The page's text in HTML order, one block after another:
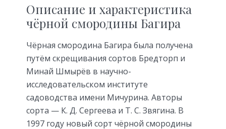
Описание и характеристика
чёрной смородины Багира
Чёрная смородина Багира была получена
путём скрещивания сортов Бредторп и
Минай Шмырёв в научно-
исследовательском институте
садоводства имени Мичурина. Авторы
сорта — К. Д. Сергеева и Т. С. Звягина. В
1997 году новый сорт чёрной смородины